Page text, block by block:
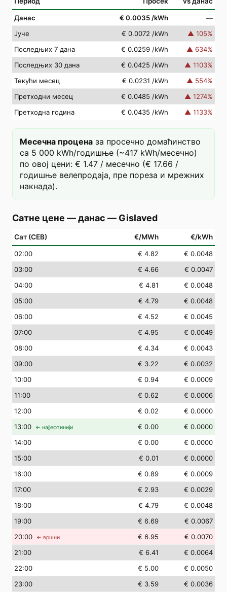
Данас € 0.0035 /kWh
—
Јуче
€ 0.0072 /kWh ▲ 105%
Последњих 7 дана
€ 0.0259 /kWh ▲ 634%
Последњих 30 дана
€ 0.0425 /kWh ▲ 1103%
Текући месец
€ 0.0231 /kWh ▲ 554%
Претходни месец
€ 0.0485 /kWh ▲ 1274%
Претходна година
€ 0.0435 /kWh ▲ 1133%
Месечна процена за просечно домаћинство
са 5 000 kWh/годишње (~417 kWh/месечно)
по овој цени: € 1.47 / месечно (€ 17.66 /
годишње велепродаја, пре пореза и мрежних
накнада).
Сатне цене — данас — Gislaved
Сат (СЕВ) €/MWh €/kWh
02:00 € 4.82
€ 0.0048
03:00 € 4.66
€ 0.0047
04:00 € 4.81
€ 0.0048
05:00 € 4.79
€ 0.0048
06:00 € 4.52
€ 0.0045
07:00 € 4.95
€ 0.0049
08:00 € 4.34
€ 0.0043
09:00 € 3.22
€ 0.0032
10:00 € 0.94
€ 0.0009
11:00 € 0.62
€ 0.0006
12:00 € 0.02
€ 0.0000
13:00 ← најјефтинији € 0.00
€ 0.0000
14:00 € 0.00
€ 0.0000
15:00 € 0.01
€ 0.0000
16:00 € 0.89
€ 0.0009
17:00 € 2.93
€ 0.0029
18:00 € 4.79
€ 0.0048
19:00 € 6.69
€ 0.0067
20:00 ← вршни € 6.95
€ 0.0070
21:00 € 6.41
€ 0.0064
22:00 € 5.00
€ 0.0050
23:00 € 3.59 € 0.0036